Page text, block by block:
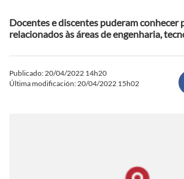
Docentes e discentes puderam conhecer
relacionados às áreas de engenharia,
Publicado: 20/04/2022 14h20
Última modificación: 20/04/2022 15h02